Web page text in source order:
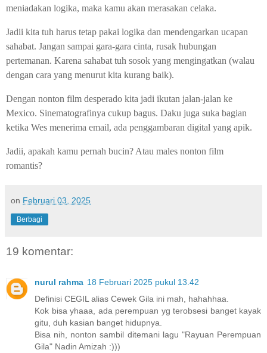
meniadakan logika, maka kamu akan merasakan celaka.
Jadii kita tuh harus tetap pakai logika dan mendengarkan ucapan
sahabat. Jangan sampai gara-gara cinta, rusak hubungan
pertemanan. Karena sahabat tuh sosok yang mengingatkan (walau
dengan cara yang menurut kita kurang baik).
Dengan nonton film desperado kita jadi ikutan jalan-jalan ke
Mexico. Sinematografinya cukup bagus. Daku juga suka bagian
ketika Wes menerima email, ada penggambaran digital yang apik.
Jadii, apakah kamu pernah bucin? Atau males nonton film
romantis?
on Februari 03, 2025
Berbagi
19 komentar:
nurul rahma 18 Februari 2025 pukul 13.42
Definisi CEGIL alias Cewek Gila ini mah, hahahhaa.
Kok bisa yhaaa, ada perempuan yg terobsesi banget kayak
gitu, duh kasian banget hidupnya.
Bisa nih, nonton sambil ditemani lagu "Rayuan Perempuan
Gila" Nadin Amizah :)))